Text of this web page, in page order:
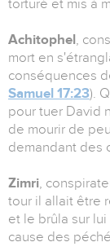
torturé et mis à
Achitophel ,
mort en
conséquences
Samuel 17:23).
pour tuer David
de mourir de
demandant des
Zimri,
tour il allait être
et le brûla sur lui
cause des